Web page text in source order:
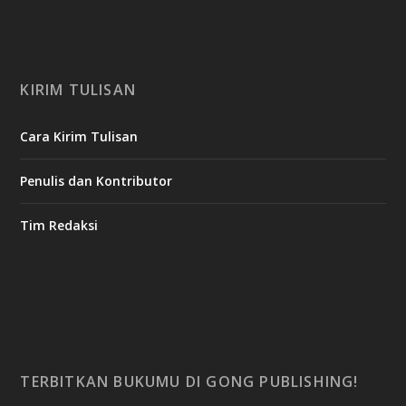
KIRIM TULISAN
Cara Kirim Tulisan
Penulis dan Kontributor
Tim Redaksi
TERBITKAN BUKUMU DI GONG PUBLISHING!